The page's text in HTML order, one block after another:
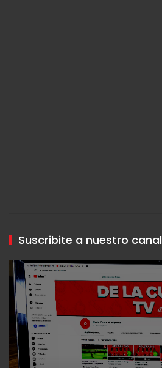
Suscribite a nuestro canal